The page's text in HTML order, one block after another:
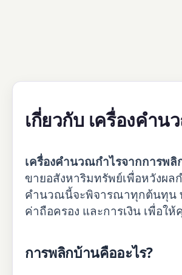
เกี่ยวกับ เครื่องคำ
เครื่องคำนวณกำไรจากการพลิ
ขายอสังหาริมทรัพย์เพื่อหวังผล
คำนวณนี้จะพิจารณาทุกต้นทุน
ค่าถือครอง และการเงิน เพื่อ
การพลิกบ้านคืออะไร?